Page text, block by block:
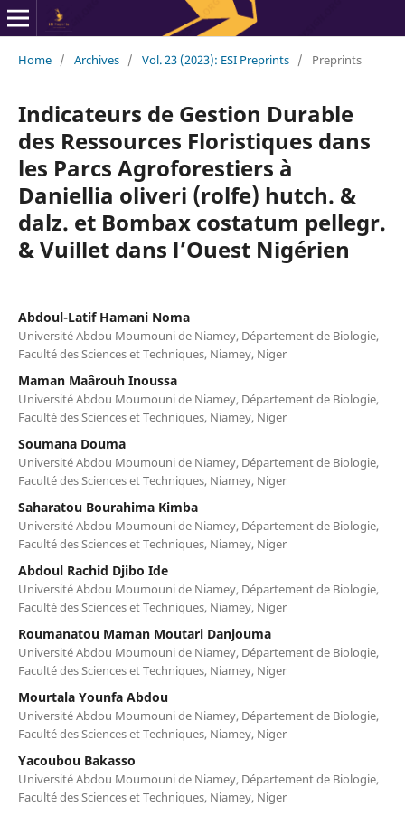
Home / Archives / Vol. 23 (2023): ESI Preprints / Preprints
Indicateurs de Gestion Durable
des Ressources Floristiques dans
les Parcs Agroforestiers à
Daniellia oliveri (rolfe) hutch. &
dalz. et Bombax costatum pellegr.
& Vuillet dans l’Ouest Nigérien
Abdoul-Latif Hamani Noma
Université Abdou Moumouni de Niamey, Département de Biologie,
Faculté des Sciences et Techniques, Niamey, Niger
Maman Maârouh Inoussa
Université Abdou Moumouni de Niamey, Département de Biologie,
Faculté des Sciences et Techniques, Niamey, Niger
Soumana Douma
Université Abdou Moumouni de Niamey, Département de Biologie,
Faculté des Sciences et Techniques, Niamey, Niger
Saharatou Bourahima Kimba
Université Abdou Moumouni de Niamey, Département de Biologie,
Faculté des Sciences et Techniques, Niamey, Niger
Abdoul Rachid Djibo Ide
Université Abdou Moumouni de Niamey, Département de Biologie,
Faculté des Sciences et Techniques, Niamey, Niger
Roumanatou Maman Moutari Danjouma
Université Abdou Moumouni de Niamey, Département de Biologie,
Faculté des Sciences et Techniques, Niamey, Niger
Mourtala Younfa Abdou
Université Abdou Moumouni de Niamey, Département de Biologie,
Faculté des Sciences et Techniques, Niamey, Niger
Yacoubou Bakasso
Université Abdou Moumouni de Niamey, Département de Biologie,
Faculté des Sciences et Techniques, Niamey, Niger